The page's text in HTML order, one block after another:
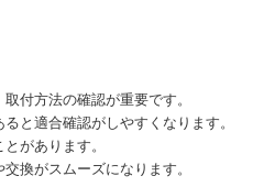
付方法の確認が重要です。
と適合確認がしやすくなります。
があります。
換がスムーズになります。